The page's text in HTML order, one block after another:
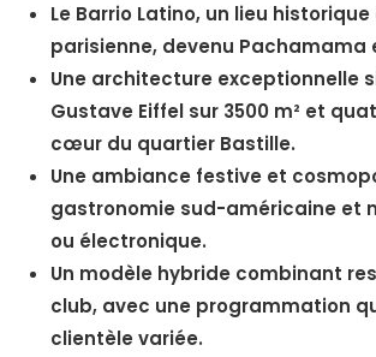
Le Barrio Latino, un lieu
parisienne, devenu Pachamama
Une architecture exceptionnelle
Gustave Eiffel sur 3500 m² et
cœur du quartier Bastille.
Une ambiance festive et
gastronomie sud-américaine et
ou électronique.
Un modèle hybride combinant
club, avec une programmation
clientèle variée.